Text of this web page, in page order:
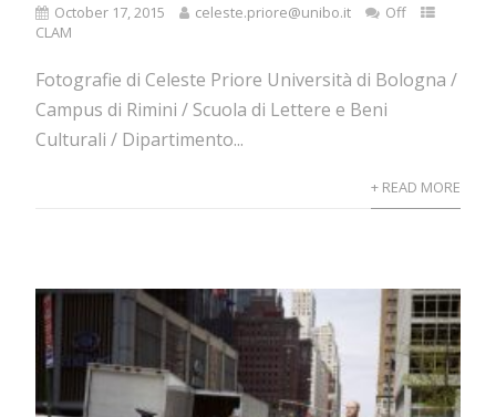
October 17, 2015 celeste.priore@unibo.it
Off
CLAM
Fotografie di Celeste Priore Università di Bologna /
Campus di Rimini / Scuola di Lettere e Beni
Culturali / Dipartimento...
+ READ MORE